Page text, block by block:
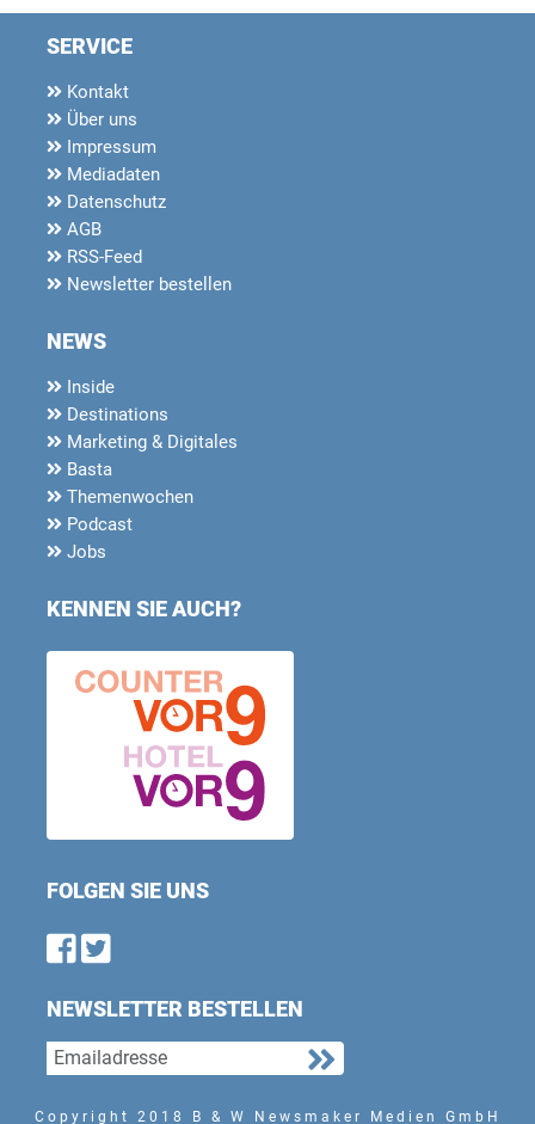
SERVICE
Kontakt
Über uns
Impressum
Mediadaten
Datenschutz
AGB
RSS-Feed
Newsletter bestellen
NEWS
Inside
Destinations
Marketing & Digitales
Basta
Themenwochen
Podcast
Jobs
KENNEN SIE AUCH?
FOLGEN SIE UNS
Find us on Facebook
Follow us on Twitter
NEWSLETTER BESTELLEN
Copyright 2018 B & W Newsmaker Medien GmbH